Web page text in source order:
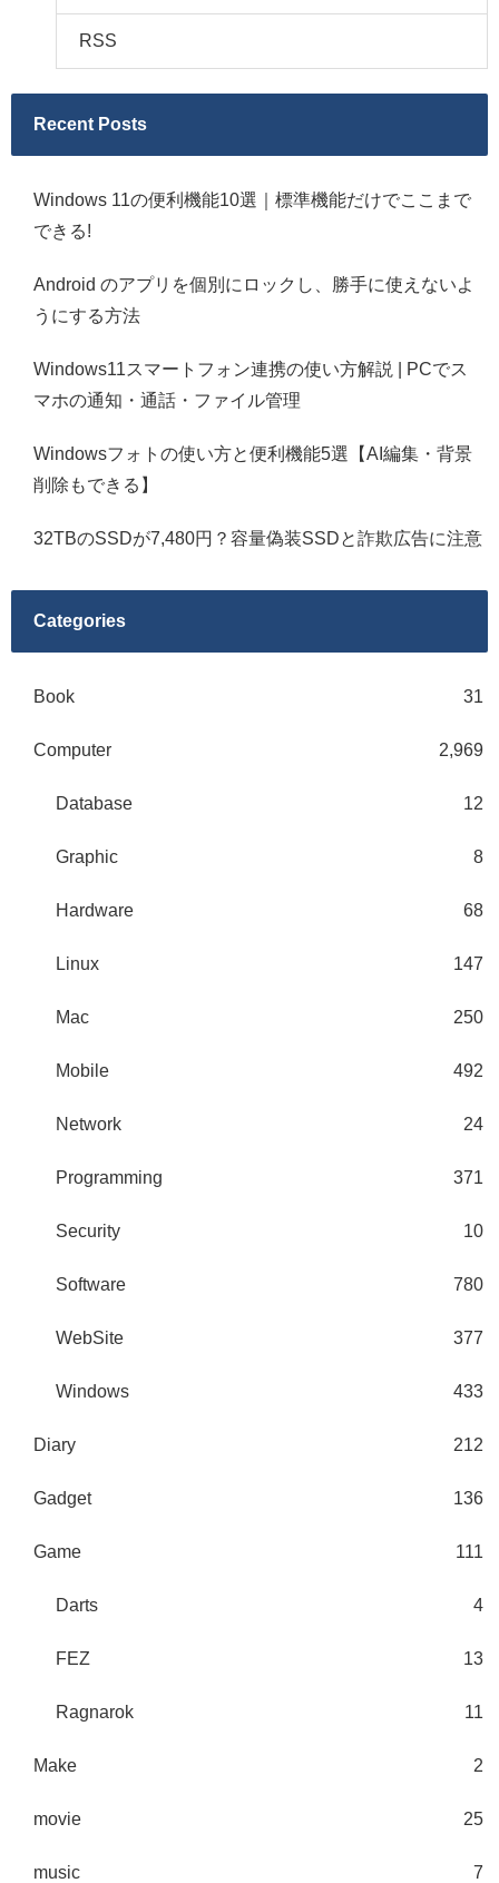
RSS
Recent Posts
Windows 11の便利機能10選｜標準機能だけでここまで
できる!
Android のアプリを個別にロックし、勝手に使えないよ
うにする方法
Windows11スマートフォン連携の使い方解説 | PCでス
マホの通知・通話・ファイル管理
Windowsフォトの使い方と便利機能5選【AI編集・背景
削除もできる】
32TBのSSDが7,480円？容量偽装SSDと詐欺広告に注意
Categories
Book 31
Computer 2,969
Database 12
Graphic 8
Hardware 68
Linux 147
Mac 250
Mobile 492
Network 24
Programming 371
Security 10
Software 780
WebSite 377
Windows 433
Diary 212
Gadget 136
Game 111
Darts 4
FEZ 13
Ragnarok 11
Make 2
movie 25
music 7